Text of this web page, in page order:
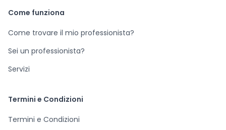
Come funziona
Come trovare il mio professionista?
Sei un professionista?
Servizi
Termini e Condizioni
Termini e Condizioni